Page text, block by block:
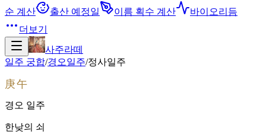
순 계산
출산 예정일 이름 획수 계산
바이오리듬
더보기
사주라떼
일주 궁합/경오일주/정사일주
庚午
경오 일주
한낮의 쇠